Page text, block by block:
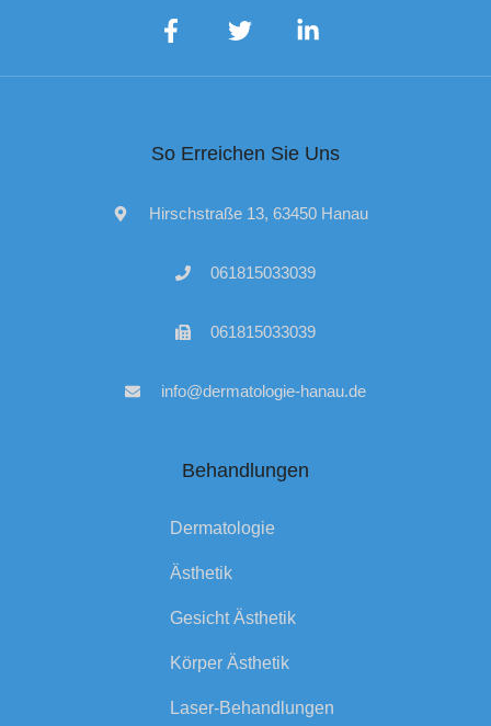
So Erreichen Sie Uns
Hirschstraße 13, 63450 Hanau
061815033039
061815033039
info@dermatologie-hanau.de
Behandlungen
Dermatologie
Ästhetik
Gesicht Ästhetik
Körper Ästhetik
Laser-Behandlungen